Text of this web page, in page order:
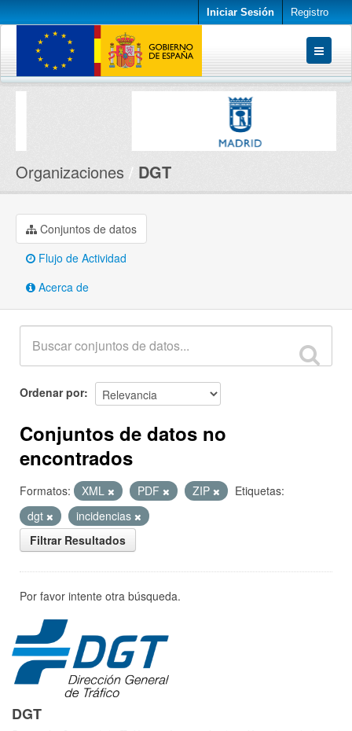
Iniciar Sesión Registro
Conjuntos de datos
Organizaciones DGT
Conjuntos de datos
Flujo de Actividad
Acerca de
Ordenar por
Conjuntos de datos no
encontrados
Formatos: XML PDF ZIP
Etiquetas:
dgt
incidencias
Filtrar Resultados
Por favor intente otra búsqueda.
DGT